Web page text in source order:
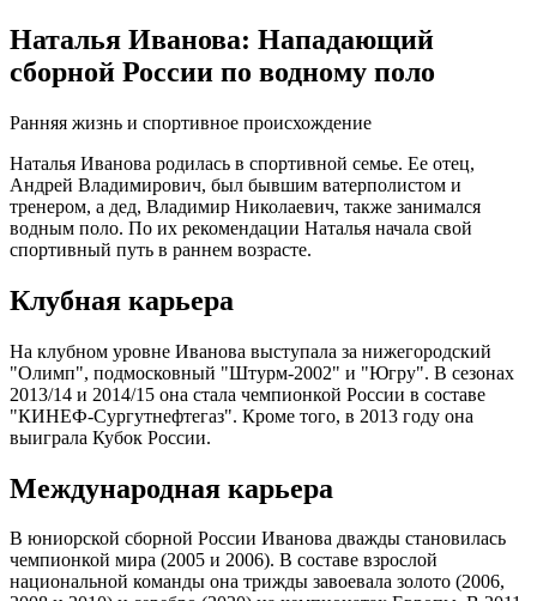
Наталья Иванова: Нападающий
сборной России по водному поло
Ранняя жизнь и спортивное происхождение
Наталья Иванова родилась в спортивной семье. Ее отец,
Андрей Владимирович, был бывшим ватерполистом и
тренером, а дед, Владимир Николаевич, также занимался
водным поло. По их рекомендации Наталья начала свой
спортивный путь в раннем возрасте.
Клубная карьера
На клубном уровне Иванова выступала за нижегородский
"Олимп", подмосковный "Штурм-2002" и "Югру". В сезонах
2013/14 и 2014/15 она стала чемпионкой России в составе
"КИНЕФ-Сургутнефтегаз". Кроме того, в 2013 году она
выиграла Кубок России.
Международная карьера
В юниорской сборной России Иванова дважды становилась
чемпионкой мира (2005 и 2006). В составе взрослой
национальной команды она трижды завоевала золото (2006,